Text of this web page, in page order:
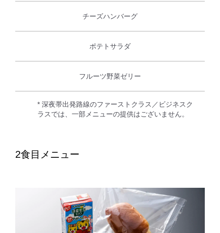
チーズハンバーグ
ポテトサラダ
フルーツ野菜ゼリー
* 深夜帯出発路線のファーストクラス／ビジネスク
ラスでは、一部メニューの提供はございません。
2食目メニュー